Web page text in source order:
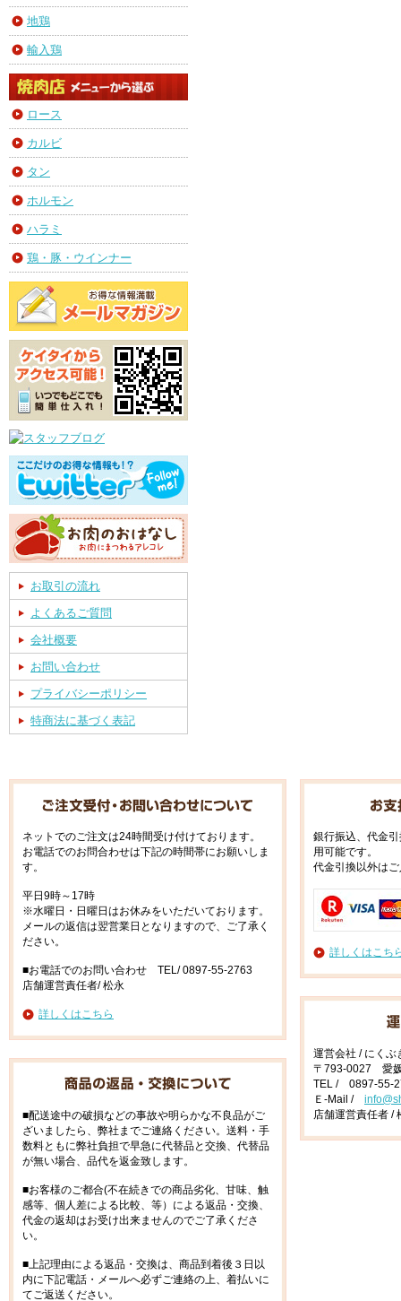
地鶏
輸入鶏
ロース
カルビ
タン
ホルモン
ハラミ
鶏・豚・ウインナー
お取引の流れ
よくあるご質問
会社概要
お問い合わせ
プライバシーポリシー
特商法に基づく表記
ネットでのご注文は24時間受け付けております。
お電話でのお問合わせは下記の時間帯にお願いしま
す。
平日9時～17時
※水曜日・日曜日はお休みをいただいております。
メールの返信は翌営業日となりますので、ご了承く
ださい。
■お電話でのお問い合わせ TEL/ 0897-55-2763
店舗運営責任者/ 松永
詳しくはこちら
■配送途中の破損などの事故や明らかな不良品がご
ざいましたら、弊社までご連絡ください。送料・手
数料ともに弊社負担で早急に代替品と交換、代替品
が無い場合、品代を返金致します。
■お客様のご都合(不在続きでの商品劣化、甘味、触
感等、個人差による比較、等）による返品・交換、
代金の返却はお受け出来ませんのでご了承くださ
い。
■上記理由による返品・交換は、商品到着後３日以
内に下記電話・メールへ必ずご連絡の上、着払いに
てご返送ください。
銀行振込、代金
用可能です。
代金引換以外は
詳しくはこち
運営会社 / にくぶ
〒793-0027 愛
TEL / 0897-55-
Ｅ-Mail /
店舗運営責任者 /